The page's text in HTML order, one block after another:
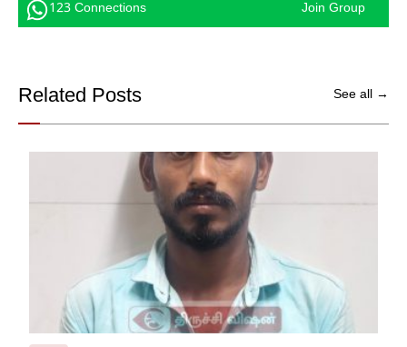
123 Connections Join Group
Related Posts See all →